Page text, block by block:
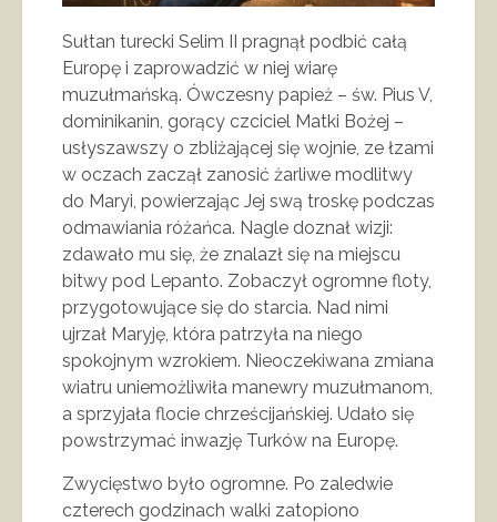
Sułtan turecki Selim II pragnął podbić całą
Europę i zaprowadzić w niej wiarę
muzułmańską. Ówczesny papież – św. Pius V,
dominikanin, gorący czciciel Matki Bożej –
usłyszawszy o zbliżającej się wojnie, ze łzami
w oczach zaczął zanosić żarliwe modlitwy
do Maryi, powierzając Jej swą troskę podczas
odmawiania różańca. Nagle doznał wizji:
zdawało mu się, że znalazł się na miejscu
bitwy pod Lepanto. Zobaczył ogromne floty,
przygotowujące się do starcia. Nad nimi
ujrzał Maryję, która patrzyła na niego
spokojnym wzrokiem. Nieoczekiwana zmiana
wiatru uniemożliwiła manewry muzułmanom,
a sprzyjała flocie chrześcijańskiej. Udało się
powstrzymać inwazję Turków na Europę.
Zwycięstwo było ogromne. Po zaledwie
czterech godzinach walki zatopiono